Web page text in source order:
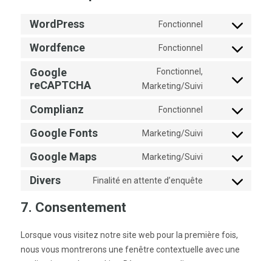
WordPress Fonctionnel
Consent
service
Wordfence Fonctionnel
Consent
service
Google
reCAPTCHA
Fonctionnel,
Marketing/Suivi
Consent
service
recaptcha
Complianz Fonctionnel
Consent
service
Google Fonts Marketing/Suivi
Consent
service
Google Maps Marketing/Suivi
Consent
service
Divers Finalité en attente d’enquête
Consent
7. Consentement
Lorsque vous visitez notre site web pour la première fois,
nous vous montrerons une fenêtre contextuelle avec une